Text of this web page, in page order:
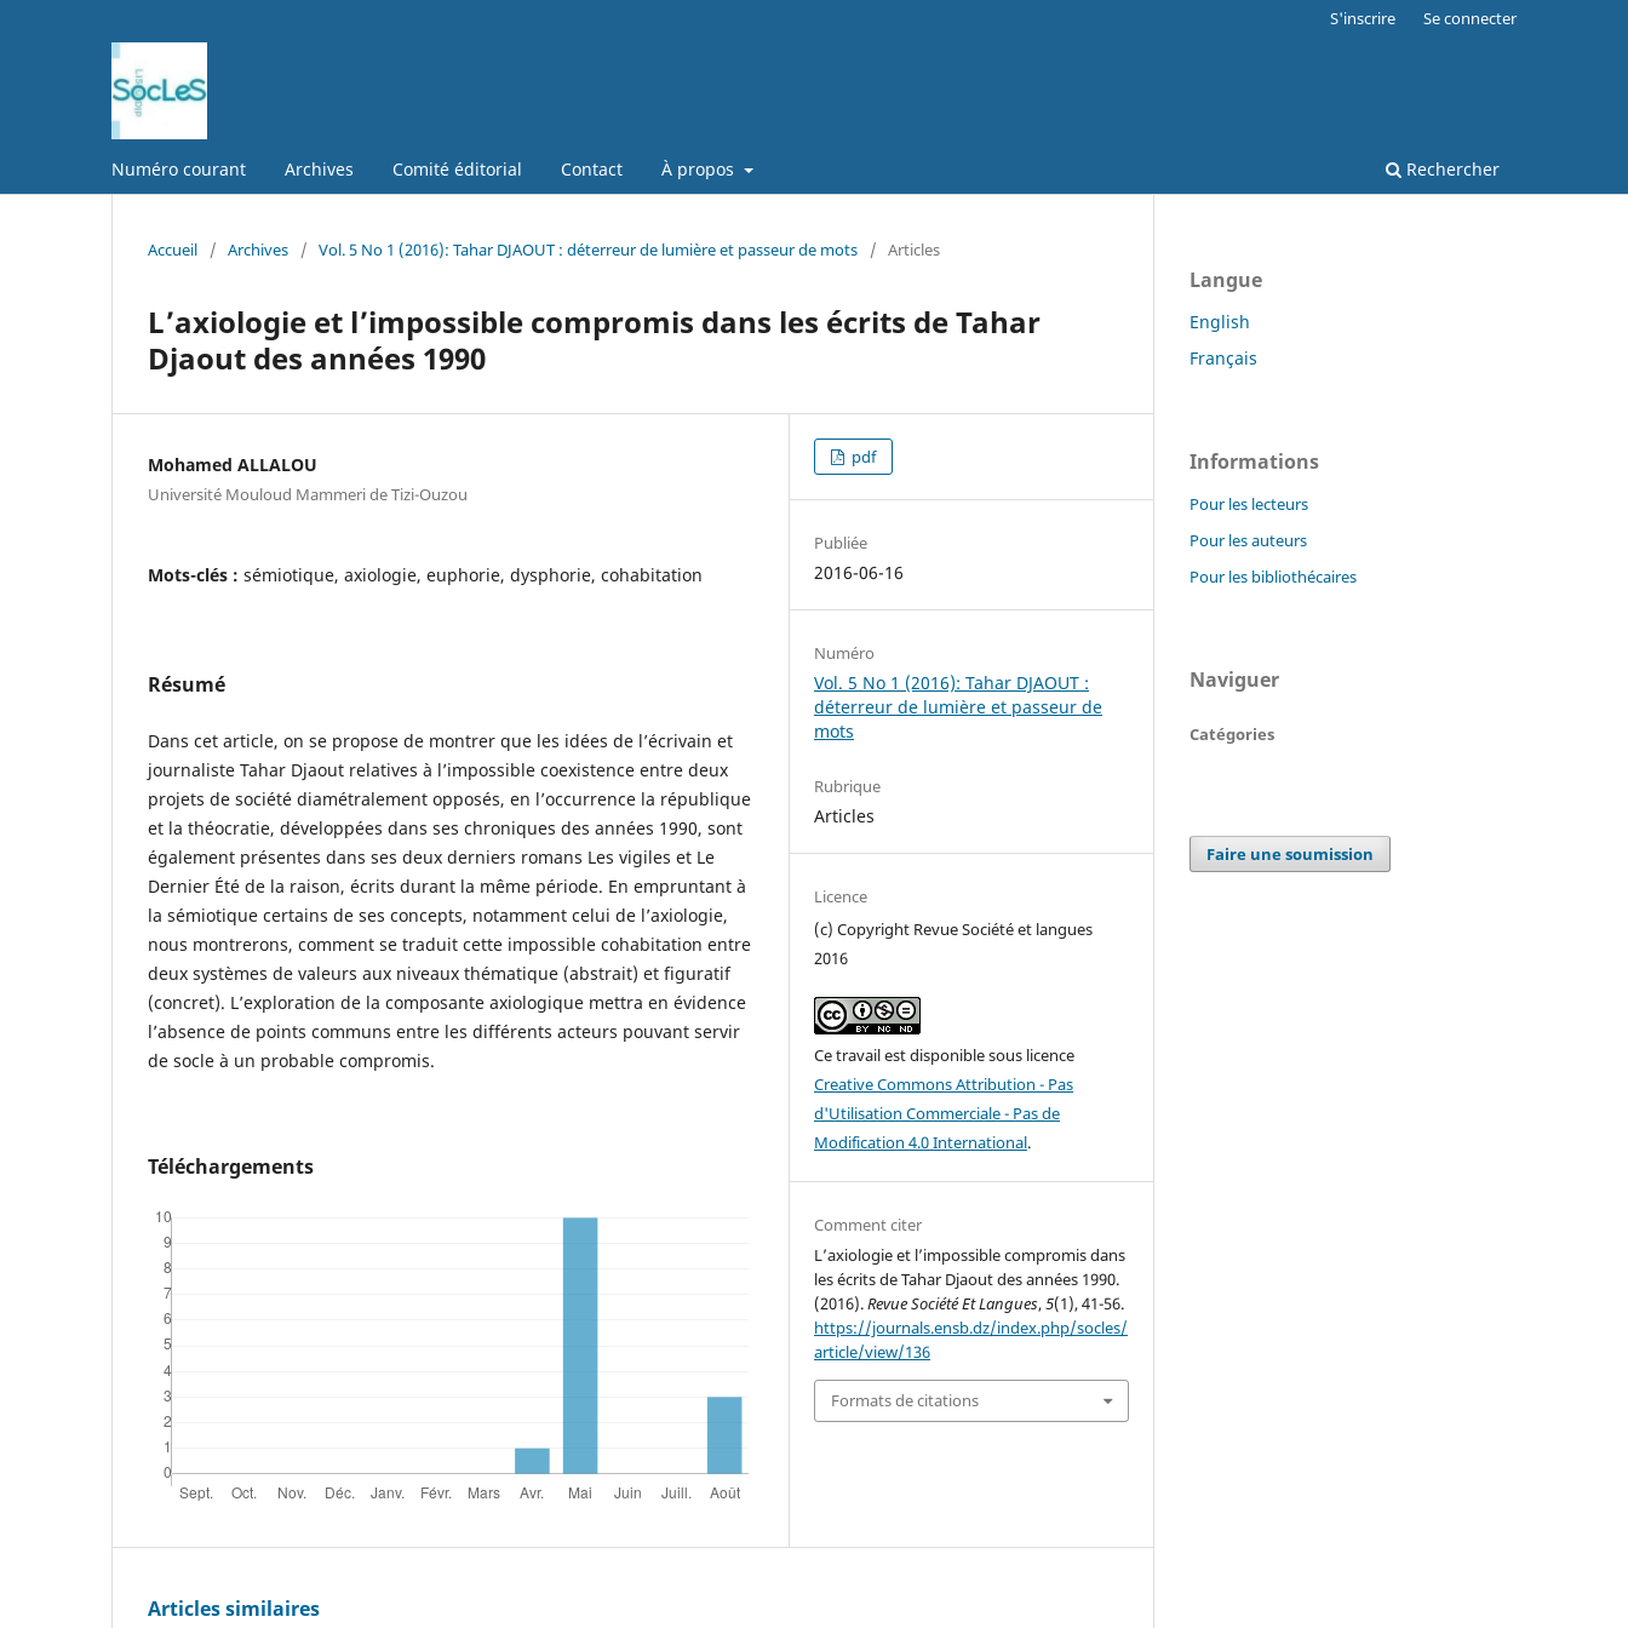
Numéro courant Archives Comité éditorial Contact À propos Rechercher
S'inscrire Se connecter
Accueil / Archives / Vol. 5 No 1 (2016): Tahar DJAOUT : déterreur de lumière et passeur de mots / Articles
L’axiologie et l’impossible compromis dans les écrits de Tahar
Djaout des années 1990
Mohamed ALLALOU
Université Mouloud Mammeri de Tizi-Ouzou
Mots-clés : sémiotique, axiologie, euphorie, dysphorie, cohabitation
Résumé
Dans cet article, on se propose de montrer que les idées de l’écrivain et
journaliste Tahar Djaout relatives à l’impossible coexistence entre deux
projets de société diamétralement opposés, en l’occurrence la république
et la théocratie, développées dans ses chroniques des années 1990, sont
également présentes dans ses deux derniers romans Les vigiles et Le
Dernier Été de la raison, écrits durant la même période. En empruntant à
la sémiotique certains de ses concepts, notamment celui de l’axiologie,
nous montrerons, comment se traduit cette impossible cohabitation entre
deux systèmes de valeurs aux niveaux thématique (abstrait) et figuratif
(concret). L’exploration de la composante axiologique mettra en évidence
l’absence de points communs entre les différents acteurs pouvant servir
de socle à un probable compromis.
Téléchargements
pdf
Publiée
2016-06-16
Numéro
Vol. 5 No 1 (2016): Tahar DJAOUT :
déterreur de lumière et passeur de
mots
Rubrique
Articles
Licence
(c) Copyright Revue Société et langues
2016
Ce travail est disponible sous licence
Creative Commons Attribution - Pas
d'Utilisation Commerciale - Pas de
Modification 4.0 International.
Comment citer
L’axiologie et l’impossible compromis dans
les écrits de Tahar Djaout des années 1990.
(2016).Revue Société Et Langues,5(1), 41-56.
https://journals.ensb.dz/index.php/socles/
article/view/136
Formats de citations
Articles similaires
Langue
English
Français
Informations
Pour les lecteurs
Pour les auteurs
Pour les bibliothécaires
Naviguer
Catégories
Faire une soumission